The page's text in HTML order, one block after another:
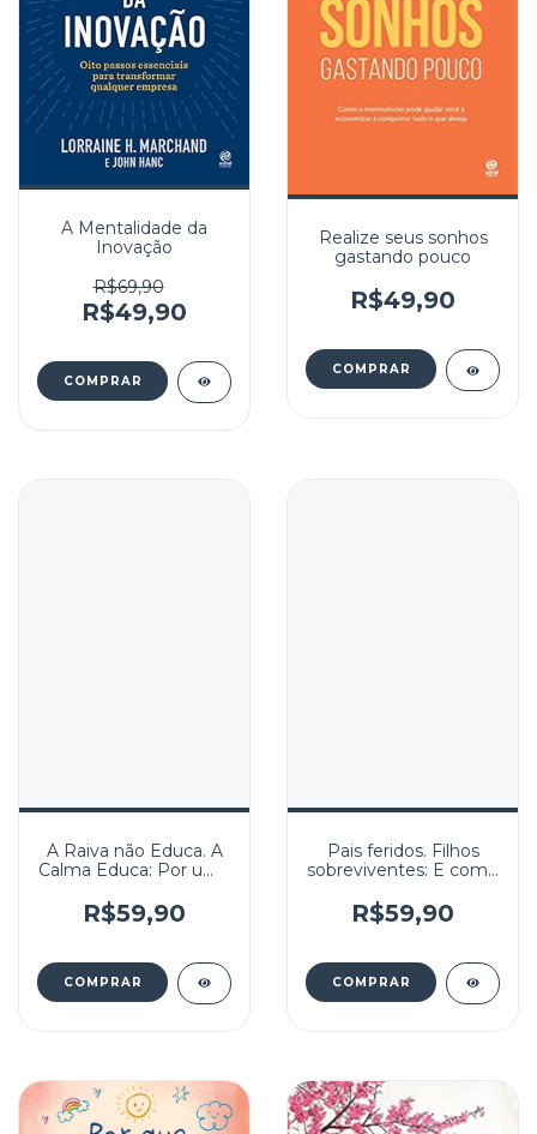
A Mentalidade da
Inovação
R$69,90
R$49,90
Realize seus sonhos
gastando pouco
R$49,90
A Raiva não Educa. A
Calma Educa: Por uma
crianças com mais
saúde emocional
R$59,90
Pais feridos. Filhos
sobreviventes: E como
R$59,90